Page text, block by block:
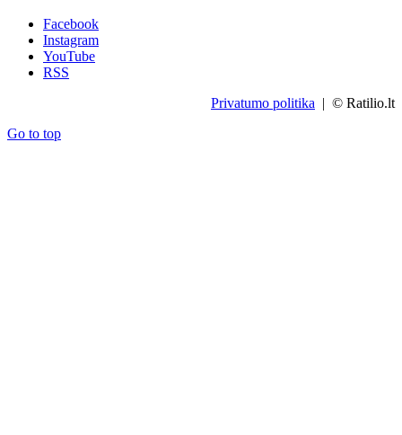
Facebook
Instagram
YouTube
RSS
Privatumo politika | © Ratilio.lt
Go to top